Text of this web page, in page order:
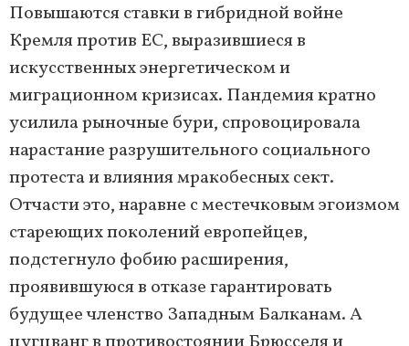
Повышаются ставки в гибридной войне
Кремля против ЕС, выразившиеся в
искусственных энергетическом и
миграционном кризисах. Пандемия кратно
усилила рыночные бури, спровоцировала
нарастание разрушительного социального
протеста и влияния мракобесных сект.
Отчасти это, наравне с местечковым эгоизмом
стареющих поколений европейцев,
подстегнуло фобию расширения,
проявившуюся в отказе гарантировать
будущее членство Западным Балканам. А